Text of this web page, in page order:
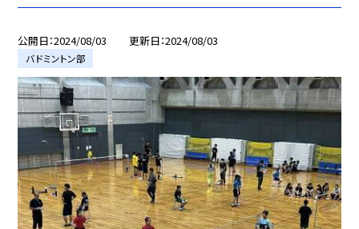
公開日 2024/08/03 更新日 2024/08/03
バドミントン部